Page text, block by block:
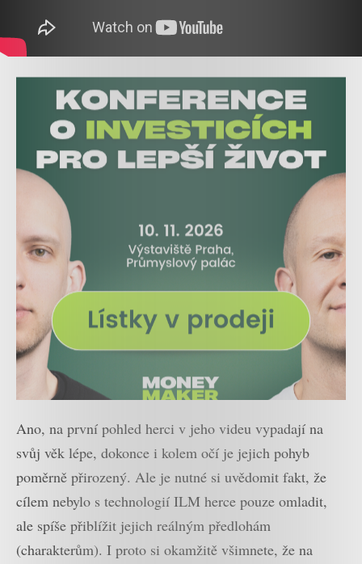
Ano, na první pohled herci v jeho videu vypadají na
svůj věk lépe, dokonce i kolem očí je jejich pohyb
poměrně přirozený. Ale je nutné si uvědomit fakt, že
cílem nebylo s technologií ILM herce pouze omladit,
ale spíše přiblížit jejich reálným předlohám
(charakterům). I proto si okamžitě všimnete, že na